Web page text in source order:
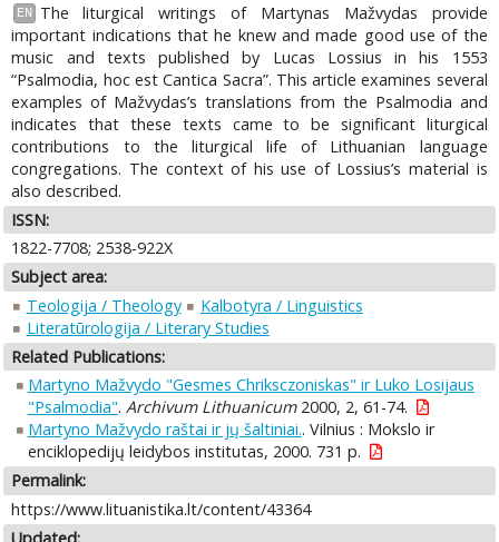
EN
The liturgical writings of Martynas Mažvydas provide
important indications that he knew and made good use of the
music and texts published by Lucas Lossius in his 1553
“Psalmodia, hoc est Cantica Sacra”. This article examines several
examples of Mažvydas’s translations from the Psalmodia and
indicates that these texts came to be significant liturgical
contributions to the liturgical life of Lithuanian language
congregations. The context of his use of Lossius’s material is
also described.
ISSN:
1822-7708; 2538-922X
Subject area:
Teologija / Theology
Kalbotyra / Linguistics
Literatūrologija / Literary Studies
Related Publications:
Martyno Mažvydo "Gesmes Chriksczoniskas" ir Luko Losijaus
"Psalmodia". Archivum Lithuanicum2000, 2, 61-74.
Martyno Mažvydo raštai ir jų šaltiniai.. Vilnius : Mokslo ir
enciklopedijų leidybos institutas, 2000. 731 p.
Permalink:
https://www.lituanistika.lt/content/43364
Updated: